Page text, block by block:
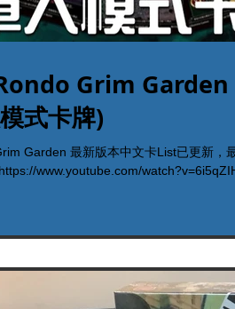
Grim Garden
式卡牌)
Garden 最新版本中文卡List已更新，
www.youtube.com/